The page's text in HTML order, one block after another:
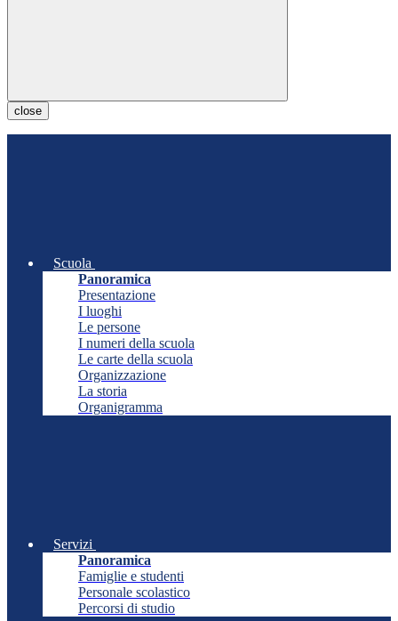
close
Scuola
Panoramica
Presentazione
I luoghi
Le persone
I numeri della scuola
Le carte della scuola
Organizzazione
La storia
Organigramma
Servizi
Panoramica
Famiglie e studenti
Personale scolastico
Percorsi di studio